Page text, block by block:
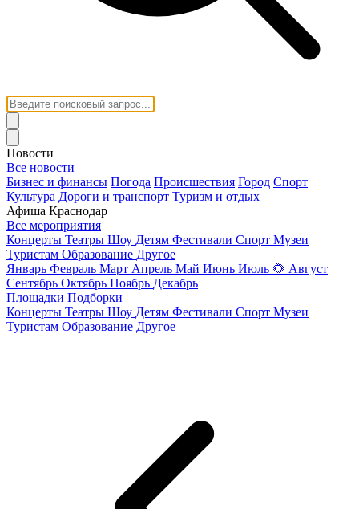
Новости
Все новости
Бизнес и финансы Погода Происшествия Город Спорт
Культура Дороги и транспорт Туризм и отдых
Афиша Краснодар
Все мероприятия
Концерты Театры Шоу Детям Фестивали Спорт Музеи
Туристам Образование Другое
Январь Февраль Март Апрель Май Июнь Июль 🌻 Август
Сентябрь Октябрь Ноябрь Декабрь
Площадки Подборки
Концерты Театры Шоу Детям Фестивали Спорт Музеи
Туристам Образование Другое